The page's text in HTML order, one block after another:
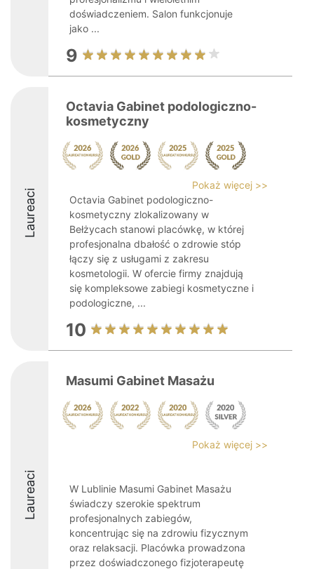
doświadczeniem. Salon funkcjonuje
jako ...
9
Laureaci
Octavia Gabinet podologiczno-
kosmetyczny
Pokaż więcej >>
Octavia Gabinet podologiczno-
kosmetyczny zlokalizowany w
Bełżycach stanowi placówkę, w której
profesjonalna dbałość o zdrowie stóp
łączy się z usługami z zakresu
kosmetologii. W ofercie firmy znajdują
się kompleksowe zabiegi kosmetyczne i
podologiczne, ...
10
Laureaci
Masumi Gabinet Masażu
Pokaż więcej >>
W Lublinie Masumi Gabinet Masażu
świadczy szerokie spektrum
profesjonalnych zabiegów,
koncentrując się na zdrowiu fizycznym
oraz relaksacji. Placówka prowadzona
przez doświadczonego fizjoterapeutę